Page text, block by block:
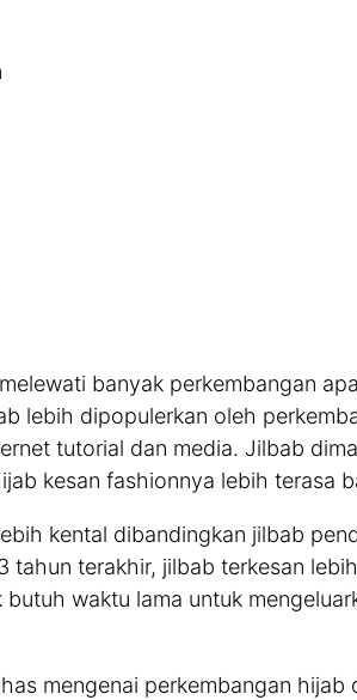
banyak perkembangan
lebih dipopulerkan oleh
tutorial dan media. Jilbab
kesan fashionnya lebih terasa
kental dibandingkan jilbab
tahun terakhir, jilbab terkesan
waktu lama untuk
mengenai perkembangan